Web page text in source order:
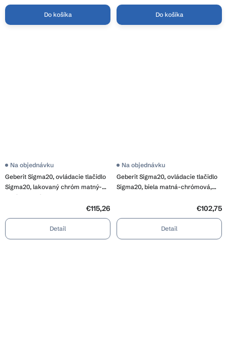
Do košíka Do košíka
Geberit Sigma20, ovládacie tlačidlo
Sigma20, lakovaný chróm matný-
chróm lesklý, 115.882.JQ.1
Na objednávku
€115,26
Detail
Geberit Sigma20, ovládacie tlačidlo
Sigma20, biela matná-chrómová,
Na objednávku
€102,75
Detail